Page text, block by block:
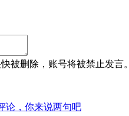
被删除，账号将被禁止发言。
论，你来说两句吧